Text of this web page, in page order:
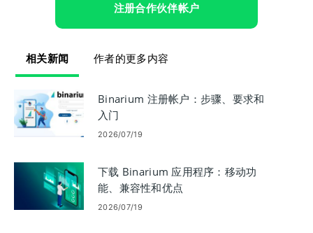
注册合作伙伴帐户
相关新闻 作者的更多内容
Binarium 注册帐户：步骤、要求和
入门
2026/07/19
下载 Binarium 应用程序：移动功
能、兼容性和优点
2026/07/19